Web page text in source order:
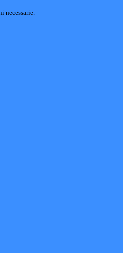
necessarie.